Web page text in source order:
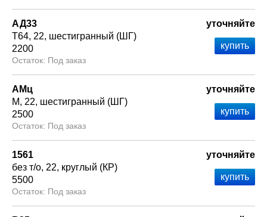
АД33
Т64 22 шестигранный (ШГ)
2200
Под заказ
уточняйте
АМц
М
22 шестигранный (ШГ)
2500
Под заказ
уточняйте
1561
без т/о 22 круглый (КР)
5500
Под заказ
уточняйте